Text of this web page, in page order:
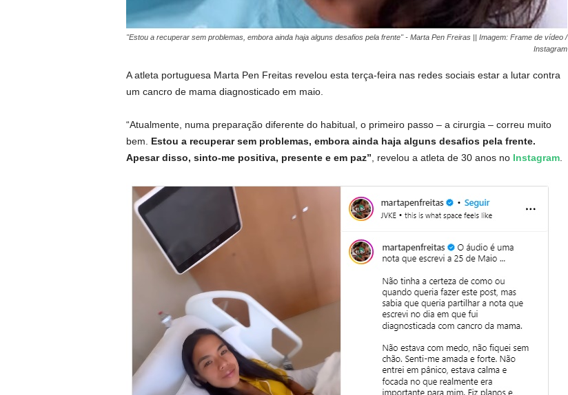
"Estou a recuperar sem problemas, embora ainda haja alguns desafios pela frente" - Marta Pen Freiras || Imagem: Frame de vídeo /
Instagram
A atleta portuguesa Marta Pen Freitas revelou esta terça-feira nas redes sociais estar a lutar contra
um cancro de mama diagnosticado em maio.
“Atualmente, numa preparação diferente do habitual, o primeiro passo – a cirurgia – correu muito
bem. Estou a recuperar sem problemas, embora ainda haja alguns desafios pela frente.
Apesar disso, sinto-me positiva, presente e em paz” , revelou a atleta de 30 anos no Instagram.